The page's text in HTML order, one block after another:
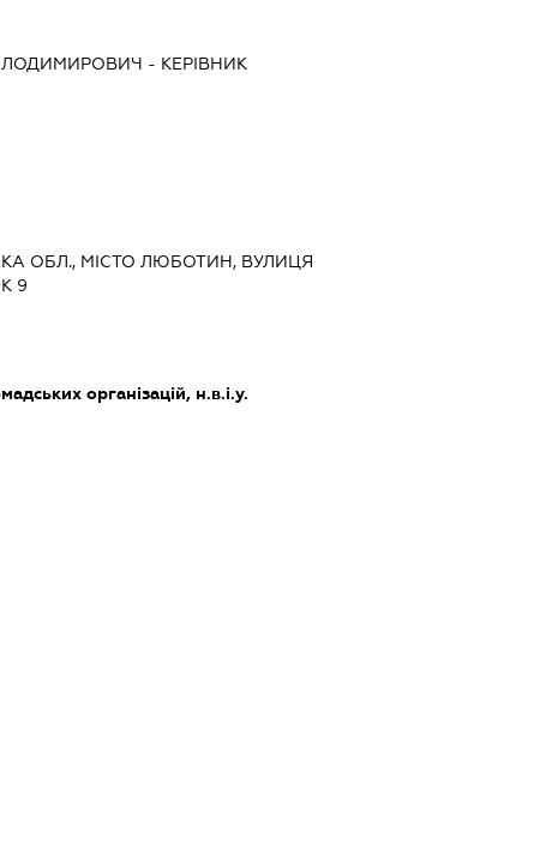
- КЕРІВНИК
ОБЛ., МІСТО ЛЮБОТИН, ВУЛИЦЯ
9
організацій, н.в.і.у.